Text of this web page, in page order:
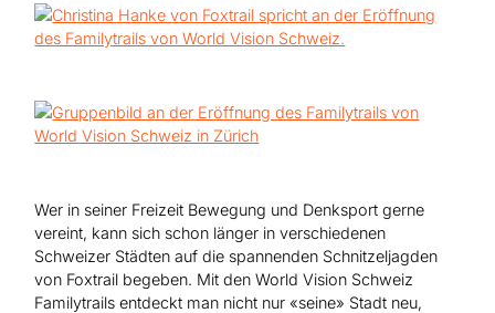
Wer in seiner Freizeit Bewegung und Denksport gerne
vereint, kann sich schon länger in verschiedenen
Schweizer Städten auf die spannenden Schnitzeljagden
von Foxtrail begeben. Mit den World Vision Schweiz
Familytrails entdeckt man nicht nur «seine» Stadt neu,